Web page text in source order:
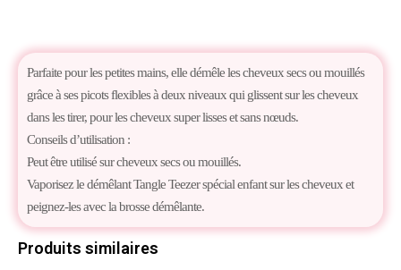
Parfaite pour les petites mains, elle démêle les cheveux secs ou mouillés
grâce à ses picots flexibles à deux niveaux qui glissent sur les cheveux
dans les tirer, pour les cheveux super lisses et sans nœuds.
Conseils d’utilisation :
Peut être utilisé sur cheveux secs ou mouillés.
Vaporisez le démêlant Tangle Teezer spécial enfant sur les cheveux et
peignez-les avec la brosse démêlante.
Produits similaires